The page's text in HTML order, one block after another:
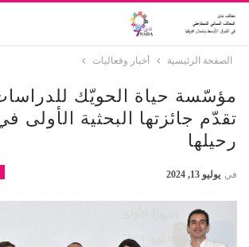
الصفحة الرئيسية أخبار وفعاليات
مؤسّسة حياة الحويّك للدراسات
تقدّم جائزتها البحثية الأولى
رحيلها
في يوليو 13, 2024